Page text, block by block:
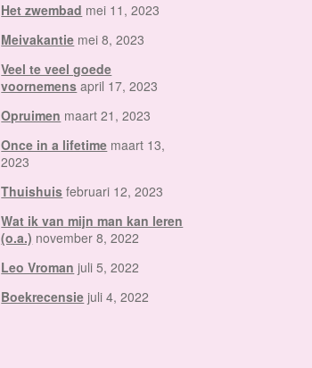
Het zwembad mei 11, 2023
Meivakantie mei 8, 2023
Veel te veel goede
voornemens april 17, 2023
Opruimen maart 21, 2023
Once in a lifetime maart 13,
2023
Thuishuis februari 12, 2023
Wat ik van mijn man kan leren
(o.a.) november 8, 2022
Leo Vroman juli 5, 2022
Boekrecensie juli 4, 2022